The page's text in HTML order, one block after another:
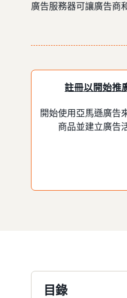
廣告服務器可讓廣告商
註冊以開始推
開始使用亞馬遜廣告
商品並建立廣告
目錄